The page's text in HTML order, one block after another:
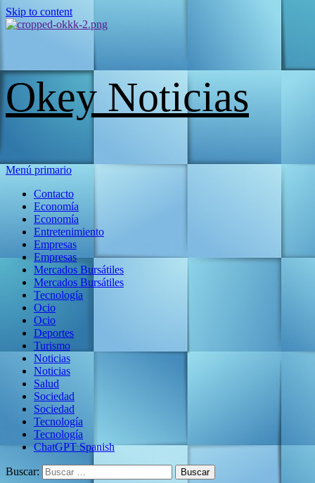
Skip to content
Okey Noticias
Menú primario
Contacto
Economía
Economía
Entretenimiento
Empresas
Empresas
Mercados Bursátiles
Mercados Bursátiles
Tecnología
Ocio
Ocio
Deportes
Turismo
Noticias
Noticias
Salud
Sociedad
Sociedad
Tecnología
Tecnología
ChatGPT Spanish
Buscar: